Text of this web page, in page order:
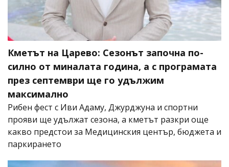
Кметът на Царево: Сезонът започна по-
силно от миналата година, а с програмата
през септември ще го удължим
максимално
Рибен фест с Иви Адаму, Джурджуна и спортни
прояви ще удължат сезона, а кметът разкри още
какво предстои за Медицинския център, бюджета и
паркирането